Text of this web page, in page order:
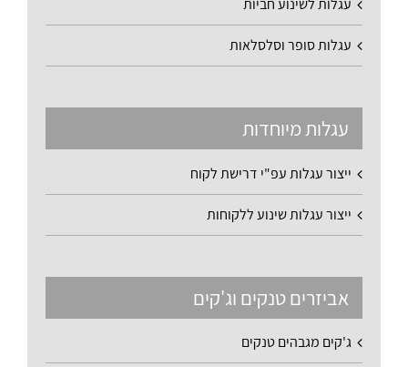
עגלות לשינוע חביות
עגלות סופר וסלסלאות
עגלות מיוחדות
ייצור עגלות עפ"י דרישת לקוח
ייצור עגלות שינוע ללקוחות
אביזרים טנקים וג'קים
ג'קים מגבהים טנקים